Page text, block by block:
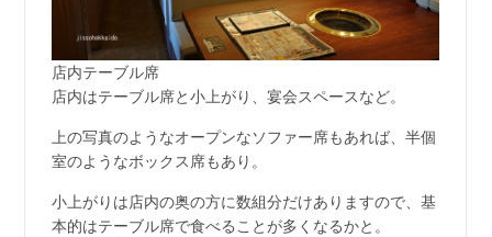
店内テーブル席
店内はテーブル席と小上がり、宴会スペースなど。
上の写真のようなオープンなソファー席もあれば、半個
室のようなボックス席もあり。
小上がりは店内の奥の方に数組分だけありますので、基
本的はテーブル席で食べることが多くなるかと。